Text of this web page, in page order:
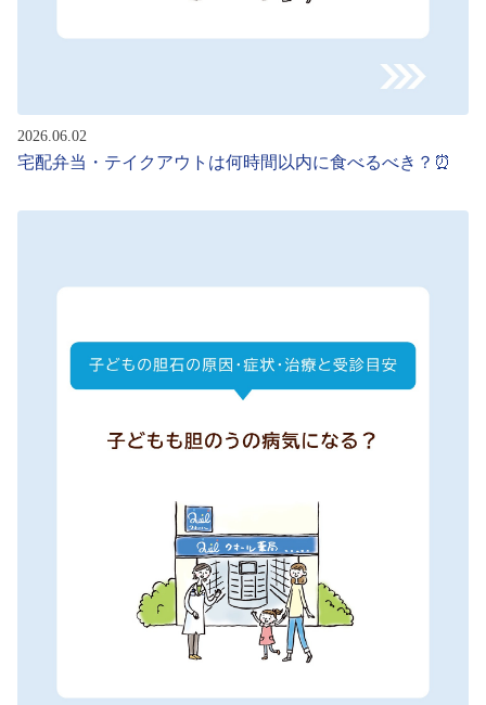
2026.06.02
宅配弁当・テイクアウトは何時間以内に食べるべき？⏰